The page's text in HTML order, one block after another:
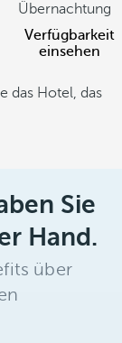
Übernachtung
Verfügbarkeit
einsehen
das Hotel, das
Sie
Hand.
über